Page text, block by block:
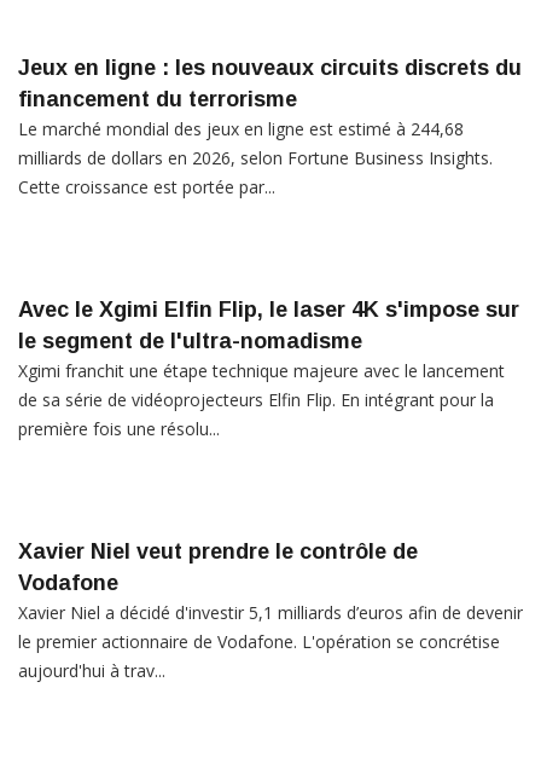
Jeux en ligne : les nouveaux circuits discrets du
financement du terrorisme
Le marché mondial des jeux en ligne est estimé à 244,68
milliards de dollars en 2026, selon Fortune Business Insights.
Cette croissance est portée par...
Avec le Xgimi Elfin Flip, le laser 4K s'impose sur
le segment de l'ultra-nomadisme
Xgimi franchit une étape technique majeure avec le lancement
de sa série de vidéoprojecteurs Elfin Flip. En intégrant pour la
première fois une résolu...
Xavier Niel veut prendre le contrôle de
Vodafone
Xavier Niel a décidé d'investir 5,1 milliards d’euros afin de devenir
le premier actionnaire de Vodafone. L'opération se concrétise
aujourd'hui à trav...